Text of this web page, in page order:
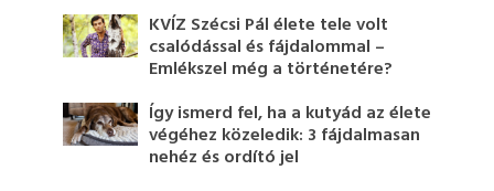
KVÍZ Szécsi Pál élete tele volt
csalódással és fájdalommal –
Emlékszel még a történetére?
Így ismerd fel, ha a kutyád az élete
végéhez közeledik: 3 fájdalmasan
nehéz és ordító jel